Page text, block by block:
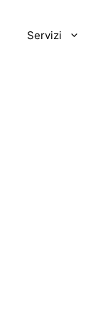
Servizi